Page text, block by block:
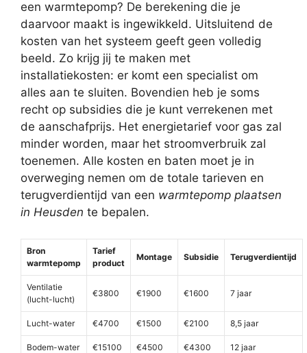
een warmtepomp? De berekening die je
daarvoor maakt is ingewikkeld. Uitsluitend de
kosten van het systeem geeft geen volledig
beeld. Zo krijg jij te maken met
installatiekosten: er komt een specialist om
alles aan te sluiten. Bovendien heb je soms
recht op subsidies die je kunt verrekenen met
de aanschafprijs. Het energietarief voor gas zal
minder worden, maar het stroomverbruik zal
toenemen. Alle kosten en baten moet je in
overweging nemen om de totale tarieven en
terugverdientijd van een warmtepomp plaatsen
in Heusden te bepalen.
Bron
warmtepomp
Tarief
product
Montage Subsidie Terugverdientijd
Ventilatie
(lucht-lucht)
€3800 €1900 €1600 7 jaar
Lucht-water €4700 €1500 €2100 8,5 jaar
Bodem-water €15100 €4500 €4300 12 jaar